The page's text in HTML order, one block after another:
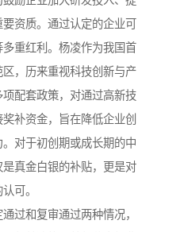
资质。通过认定的企业可
重红利。杨凌作为我国首
，历来重视科技创新与产
配套政策，对通过高新技
补资金，旨在降低企业创
对于初创期或成长期的中
真金白银的补贴，更是对
可。
过和复审通过两种情况，